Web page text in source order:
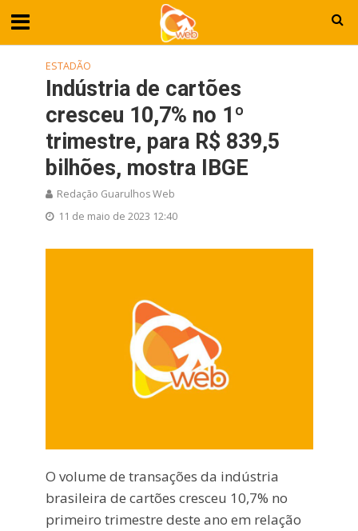
ESTADÃO
Indústria de cartões
cresceu 10,7% no 1º
trimestre, para R$ 839,5
bilhões, mostra IBGE
Redação Guarulhos Web
11 de maio de 2023 12:40
O volume de transações da indústria
brasileira de cartões cresceu 10,7% no
primeiro trimestre deste ano em relação